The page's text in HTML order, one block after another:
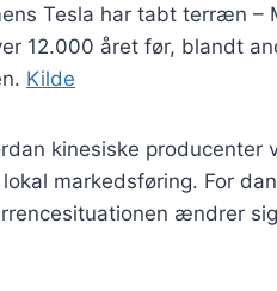
Tesla har tabt terræn –
12.000 året før, blandt
Kilde
kinesiske
markedsføring. For
ændrer